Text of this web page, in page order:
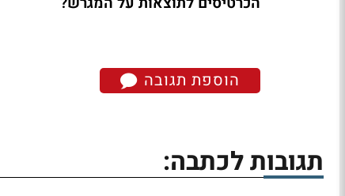
הוספת תגובה
תגובות לכתבה: